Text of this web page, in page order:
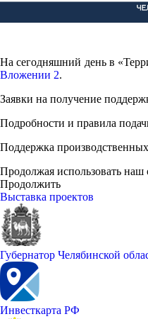
На сегодняшний день в
Вложении 2.
Заявки на получение
Подробности и правила
Поддержка
Продолжая использовать наш
Продолжить
Выставка проектов
Губернатор Челябинской
Инвесткарта РФ